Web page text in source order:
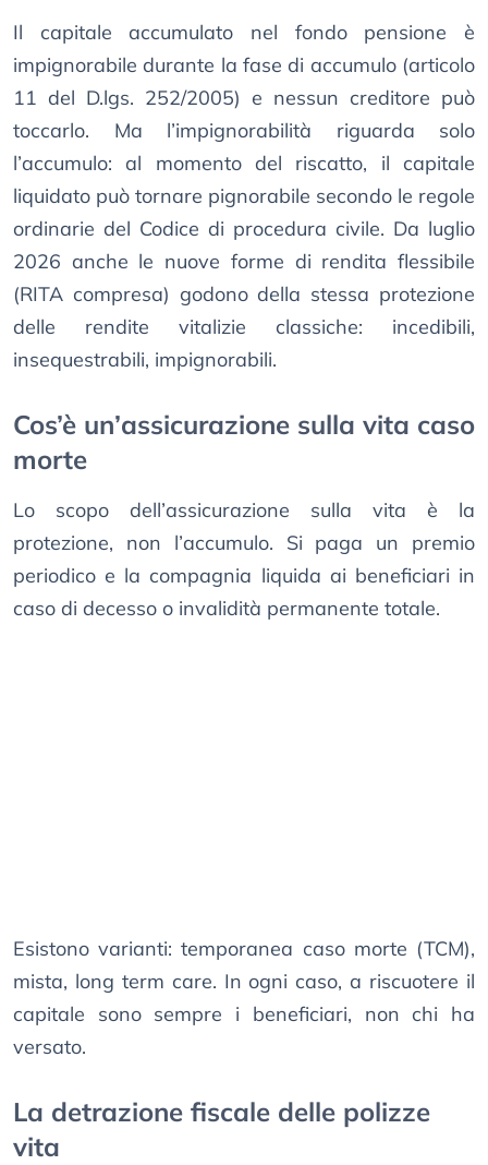
Il capitale accumulato nel fondo pensione è
impignorabile durante la fase di accumulo (articolo
11 del D.lgs. 252/2005) e nessun creditore può
toccarlo. Ma l’impignorabilità riguarda solo
l’accumulo: al momento del riscatto, il capitale
liquidato può tornare pignorabile secondo le regole
ordinarie del Codice di procedura civile. Da luglio
2026 anche le nuove forme di rendita flessibile
(RITA compresa) godono della stessa protezione
delle rendite vitalizie classiche: incedibili,
insequestrabili, impignorabili.
Cos’è un’assicurazione sulla vita caso
morte
Lo scopo dell’assicurazione sulla vita è la
protezione, non l’accumulo. Si paga un premio
periodico e la compagnia liquida ai beneficiari in
caso di decesso o invalidità permanente totale.
Esistono varianti: temporanea caso morte (TCM),
mista, long term care. In ogni caso, a riscuotere il
capitale sono sempre i beneficiari, non chi ha
versato.
La detrazione fiscale delle polizze
vita